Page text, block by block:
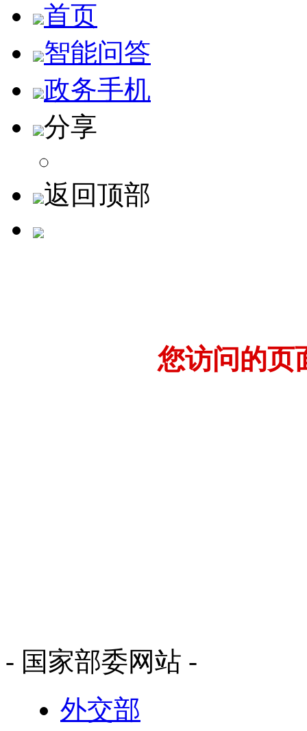
首页
智能问答
政务手机
分享
返回顶部
您访问的页
- 国家部委网站 -
外交部